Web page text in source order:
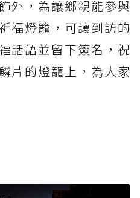
外，為讓鄉親能參與
福燈籠，可讓到訪的
話語並留下簽名，祝
片的燈籠上，為大家